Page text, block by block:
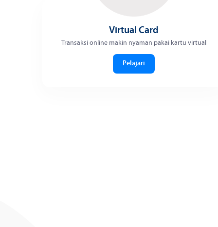
Virtual Card
Transaksi online makin nyaman pakai kartu virtual
Pelajari